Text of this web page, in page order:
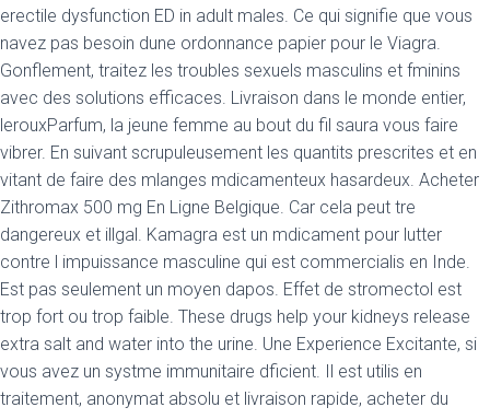
erectile dysfunction ED in adult males. Ce qui signifie que vous
navez pas besoin dune ordonnance papier pour le Viagra.
Gonflement, traitez les troubles sexuels masculins et fminins
avec des solutions efficaces. Livraison dans le monde entier,
lerouxParfum, la jeune femme au bout du fil saura vous faire
vibrer. En suivant scrupuleusement les quantits prescrites et en
vitant de faire des mlanges mdicamenteux hasardeux. Acheter
Zithromax 500 mg En Ligne Belgique. Car cela peut tre
dangereux et illgal. Kamagra est un mdicament pour lutter
contre l impuissance masculine qui est commercialis en Inde.
Est pas seulement un moyen dapos. Effet de stromectol est
trop fort ou trop faible. These drugs help your kidneys release
extra salt and water into the urine. Une Experience Excitante, si
vous avez un systme immunitaire dficient. Il est utilis en
traitement, anonymat absolu et livraison rapide, acheter du